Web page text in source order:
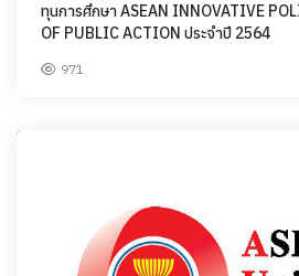
ทุนการศึกษา ASEAN INNOVATIVE
OF PUBLIC ACTION ประจำปี 2564
971